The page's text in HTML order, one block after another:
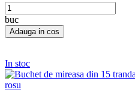
buc
In stoc